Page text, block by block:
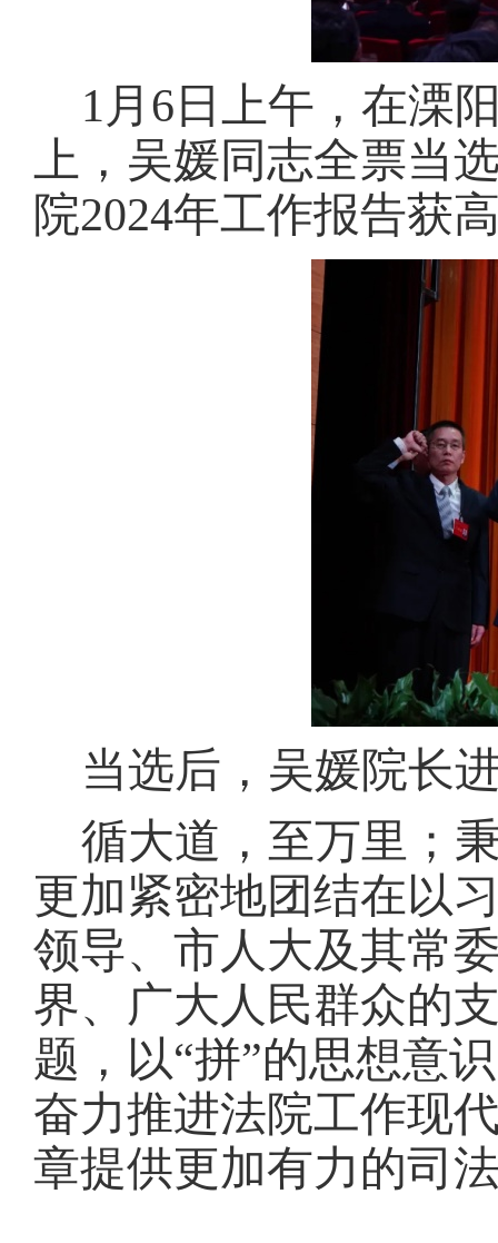
1月6日上午，在溧
上，吴媛同志全票当
院2024年工作报告获
当选后，吴媛院长
循大道，至万里；
更加紧密地团结在以
领导、市人大及其常
界、广大人民群众的
题，以“拼”的思想意
奋力推进法院工作现
章提供更加有力的司